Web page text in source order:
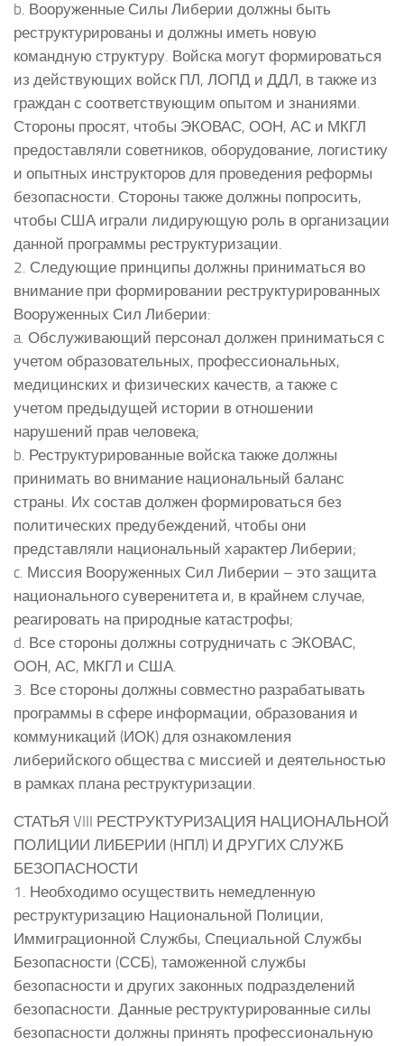
b. Вооруженные Силы Либерии должны быть
реструктурированы и должны иметь новую
командную структуру. Войска могут формироваться
из действующих войск ПЛ, ЛОПД и ДДЛ, в также из
граждан с соответствующим опытом и знаниями.
Стороны просят, чтобы ЭКОВАС, ООН, АС и МКГЛ
предоставляли советников, оборудование, логистику
и опытных инструкторов для проведения реформы
безопасности. Стороны также должны попросить,
чтобы США играли лидирующую роль в организации
данной программы реструктуризации.
2. Следующие принципы должны приниматься во
внимание при формировании реструктурированных
Вооруженных Сил Либерии:
a. Обслуживающий персонал должен приниматься с
учетом образовательных, профессиональных,
медицинских и физических качеств, а также с
учетом предыдущей истории в отношении
нарушений прав человека;
b. Реструктурированные войска также должны
принимать во внимание национальный баланс
страны. Их состав должен формироваться без
политических предубеждений, чтобы они
представляли национальный характер Либерии;
c. Миссия Вооруженных Сил Либерии – это защита
национального суверенитета и, в крайнем случае,
реагировать на природные катастрофы;
d. Все стороны должны сотрудничать с ЭКОВАС,
ООН, АС, МКГЛ и США.
3. Все стороны должны совместно разрабатывать
программы в сфере информации, образования и
коммуникаций (ИОК) для ознакомления
либерийского общества с миссией и деятельностью
в рамках плана реструктуризации.
СТАТЬЯ VIII РЕСТРУКТУРИЗАЦИЯ НАЦИОНАЛЬНОЙ
ПОЛИЦИИ ЛИБЕРИИ (НПЛ) И ДРУГИХ СЛУЖБ
БЕЗОПАСНОСТИ
1. Необходимо осуществить немедленную
реструктуризацию Национальной Полиции,
Иммиграционной Службы, Специальной Службы
Безопасности (ССБ), таможенной службы
безопасности и других законных подразделений
безопасности. Данные реструктурированные силы
безопасности должны принять профессиональную